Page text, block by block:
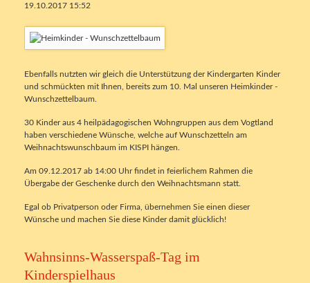
19.10.2017 15:52
Ebenfalls nutzten wir gleich die Unterstützung der Kindergarten Kinder
und schmückten mit Ihnen, bereits zum 10. Mal unseren Heimkinder -
Wunschzettelbaum.
30 Kinder aus 4 heilpädagogischen Wohngruppen aus dem Vogtland
haben verschiedene Wünsche, welche auf Wunschzetteln am
Weihnachtswunschbaum im KISPI hängen.
Am 09.12.2017 ab 14:00 Uhr findet in feierlichem Rahmen die
Übergabe der Geschenke durch den Weihnachtsmann statt.
Egal ob Privatperson oder Firma, übernehmen Sie einen dieser
Wünsche und machen Sie diese Kinder damit glücklich!
Wahnsinns-Wasserspaß-Tag im
Kinderspielhaus